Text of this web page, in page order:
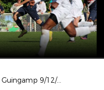
AG Caen - EA Guingamp 9/12/23